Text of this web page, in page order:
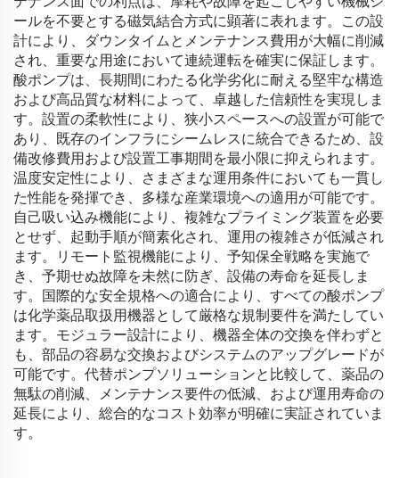
ールを不要とする磁気結合方式に顕著に表れます。この設
計により、ダウンタイムとメンテナンス費用が大幅に削減
され、重要な用途において連続運転を確実に保証します。
酸ポンプは、長期間にわたる化学劣化に耐える堅牢な構造
および高品質な材料によって、卓越した信頼性を実現しま
す。設置の柔軟性により、狭小スペースへの設置が可能で
あり、既存のインフラにシームレスに統合できるため、設
備改修費用および設置工事期間を最小限に抑えられます。
温度安定性により、さまざまな運用条件においても一貫し
た性能を発揮でき、多様な産業環境への適用が可能です。
自己吸い込み機能により、複雑なプライミング装置を必要
とせず、起動手順が簡素化され、運用の複雑さが低減され
ます。リモート監視機能により、予知保全戦略を実施で
き、予期せぬ故障を未然に防ぎ、設備の寿命を延長しま
す。国際的な安全規格への適合により、すべての酸ポンプ
は化学薬品取扱用機器として厳格な規制要件を満たしてい
ます。モジュラー設計により、機器全体の交換を伴わずと
も、部品の容易な交換およびシステムのアップグレードが
可能です。代替ポンプソリューションと比較して、薬品の
無駄の削減、メンテナンス要件の低減、および運用寿命の
延長により、総合的なコスト効率が明確に実証されていま
す。